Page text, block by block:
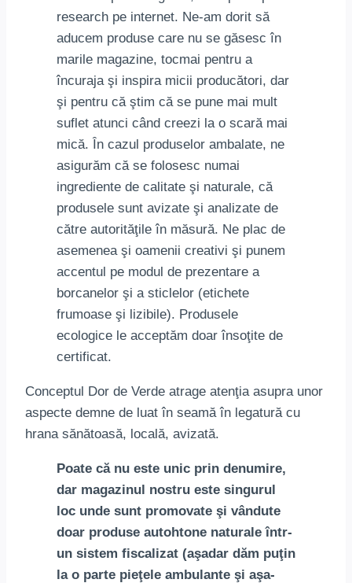
research pe internet. Ne-am dorit să
aducem produse care nu se găsesc în
marile magazine, tocmai pentru a
încuraja şi inspira micii producători, dar
şi pentru că ştim că se pune mai mult
suflet atunci când creezi la o scară mai
mică. În cazul produselor ambalate, ne
asigurăm că se folosesc numai
ingrediente de calitate şi naturale, că
produsele sunt avizate şi analizate de
către autorităţile în măsură. Ne plac de
asemenea şi oamenii creativi şi punem
accentul pe modul de prezentare a
borcanelor şi a sticlelor (etichete
frumoase şi lizibile). Produsele
ecologice le acceptăm doar însoţite de
certificat.
Conceptul Dor de Verde atrage atenţia asupra unor
aspecte demne de luat în seamă în legatură cu
hrana sănătoasă, locală, avizată.
Poate că nu este unic prin denumire,
dar magazinul nostru este singurul
loc unde sunt promovate şi vândute
doar produse autohtone naturale într-
un sistem fiscalizat (aşadar dăm puţin
la o parte pieţele ambulante şi aşa-